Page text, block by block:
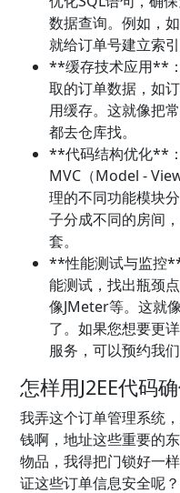
数据查询。例如，
就给订单号建立索引
**缓存技术应用**
取的订单数据，如
用缓存。这就像把
都去仓库找。
**代码结构优化**
MVC（Model -
理的不同功能模块
子分成不同的房间
套。
**性能测试与监控
能测试，找出瓶颈
像JMeter等。这就
了。如果您想要更
服务，可以预约我们
怎样用J2EE代码
我弄这个订单管理系统
钱啊，地址这些重要的
物品，我得把门锁好一
证这些订单信息安全呢？